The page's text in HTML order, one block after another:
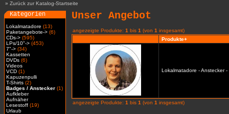
» Zurück zur Katalog-Startseite
Kategorien
Lokalmatadore (13)
Paketangebote-> (6)
CDs-> (595)
LPs/10"-> (453)
7"-> (34)
Kassetten
DVDs (6)
Videos
VCD (1)
Kapuzenpulli
T-Shirts (2)
Badges / Anstecker (1)
Aufkleber
Aufnäher
Lesestoff (19)
Urlaub
Unser Angebot
angezeigte Produkte: 1 bis 1 (von 1 insgesamt)
Produkte+
Lokalmatadore - Anstecker -
angezeigte Produkte: 1 bis 1 (von 1 insgesamt)